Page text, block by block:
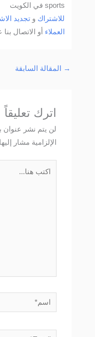
sports في الكويت
للاشتراك وتجديد
العملاء أو الاتصال
→ المقالة السابقة
اترك تعليقاً
لن يتم نشر عنوان
الإلزامية مشار
اسم*
Email*